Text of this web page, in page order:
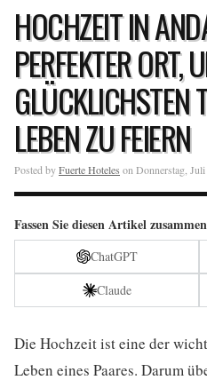
HOCHZEIT IN
PERFEKTER ORT,
GLÜCKLICHSTEN
LEBEN ZU FEIERN
Posted byFuerte Hoteles on Donnerstag, Juli
Fassen Sie diesen Artikel
ChatGPT
Claude
Die Hochzeit ist eine der
Leben eines Paares. Darum